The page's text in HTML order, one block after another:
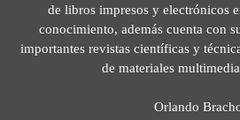
de libros impresos y electrónicos
conocimiento, además cuenta con
importantes revistas científicas y
de materiales
Orlando